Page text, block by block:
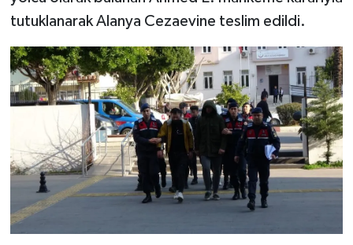
tutuklanarak Alanya Cezaevine teslim edildi.